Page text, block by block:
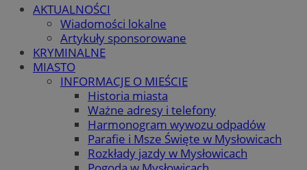
AKTUALNOŚCI
Wiadomości lokalne
Artykuły sponsorowane
KRYMINALNE
MIASTO
INFORMACJE O MIEŚCIE
Historia miasta
Ważne adresy i telefony
Harmonogram wywozu odpadów
Parafie i Msze Święte w Mysłowicach
Rozkłady jazdy w Mysłowicach